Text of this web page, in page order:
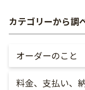
カテゴリーから調
オーダーのこと
料金、支払い、